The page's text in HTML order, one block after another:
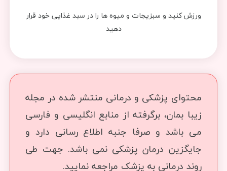
ورزش کنید و سبزیجات و میوه ها را در سبد غذایی خود قرار
دهید
محتوای پزشکی و درمانی منتشر شده در مجله
زیبا بمان، برگرفته از منابع انگلیسی و فارسی
می باشد و صرفا جنبه اطلاع رسانی دارد و
جایگزین درمان پزشکی نمی باشد. جهت طی
روند درمانی به پزشک مراجعه نمایید.